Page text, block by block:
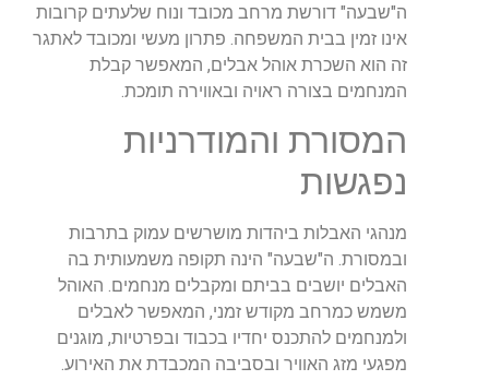
ה"שבעה" דורשת מרחב מכובד ונוח שלעתים קרובות
אינו זמין בבית המשפחה. פתרון מעשי ומכובד לאתגר
זה הוא השכרת אוהל אבלים, המאפשר קבלת
המנחמים בצורה ראויה ובאווירה תומכת.
המסורת והמודרניות
נפגשות
מנהגי האבלות ביהדות מושרשים עמוק בתרבות
ובמסורת. ה"שבעה" הינה תקופה משמעותית בה
האבלים יושבים בביתם ומקבלים מנחמים. האוהל
משמש כמרחב מקודש זמני, המאפשר לאבלים
ולמנחמים להתכנס יחדיו בכבוד ובפרטיות, מוגנים
מפגעי מזג האוויר ובסביבה המכבדת את האירוע.